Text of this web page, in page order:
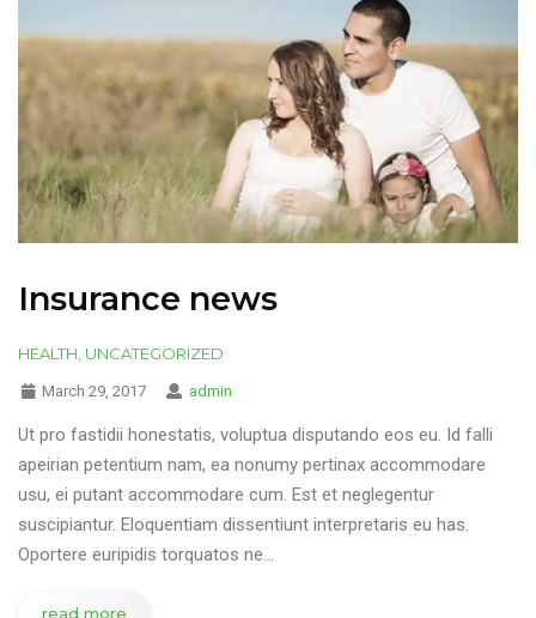
Insurance news
HEALTH, UNCATEGORIZED
March 29, 2017 admin
Ut pro fastidii honestatis, voluptua disputando eos eu. Id falli
apeirian petentium nam, ea nonumy pertinax accommodare
usu, ei putant accommodare cum. Est et neglegentur
suscipiantur. Eloquentiam dissentiunt interpretaris eu has.
Oportere euripidis torquatos ne…
read more